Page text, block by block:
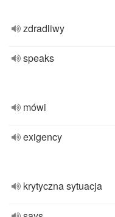
zdradliwy
speaks
mówi
exigency
krytyczna sytuacja